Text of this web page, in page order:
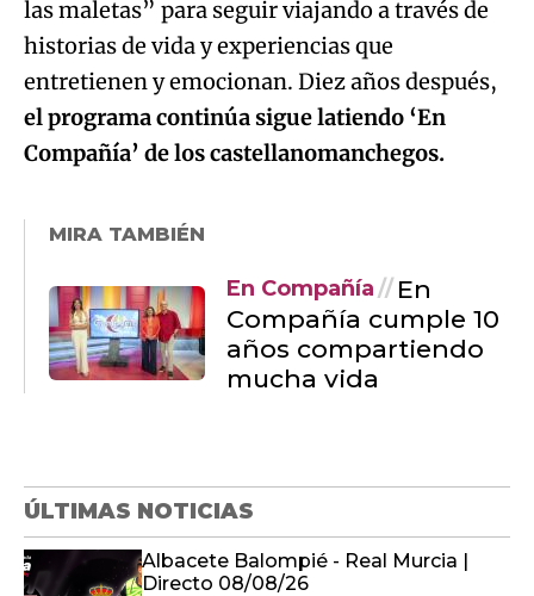
las maletas” para seguir viajando a través de
historias de vida y experiencias que
entretienen y emocionan. Diez años después,
el programa continúa sigue latiendo ‘En
Compañía’ de los castellanomanchegos.
MIRA TAMBIÉN
En Compañía
En
Compañía cumple 10
años compartiendo
mucha vida
ÚLTIMAS NOTICIAS
Albacete Balompié - Real Murcia |
Directo 08/08/26